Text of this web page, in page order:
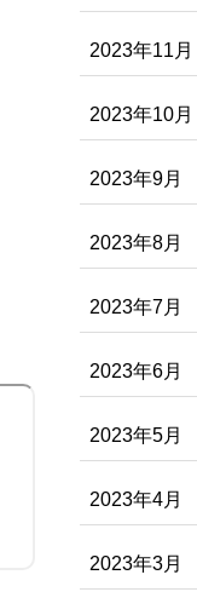
2023年11月
2023年10月
2023年9月
2023年8月
2023年7月
2023年6月
2023年5月
2023年4月
2023年3月